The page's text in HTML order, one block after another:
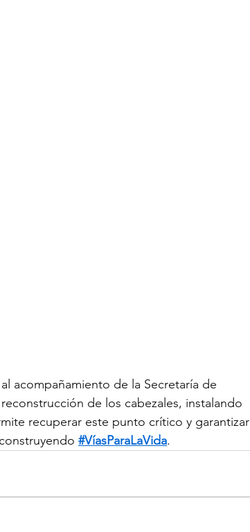
acompañamiento de la Secretaría de
de los cabezales, instalando
recuperar este punto crítico y garantizar
#VíasParaLaVida.